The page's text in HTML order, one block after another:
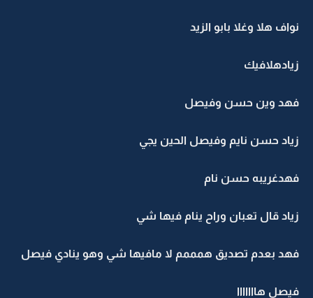
نواف هلا وغلا بابو الزيد
زيادهلافيك
فهد وين حسن وفيصل
زياد حسن نايم وفيصل الحين يجي
فهدغريبه حسن نام
زياد قال تعبان وراح ينام فيها شي
فهد بعدم تصديق همممم لا مافيها شي وهو ينادي فيصل
فيصل هااااااا